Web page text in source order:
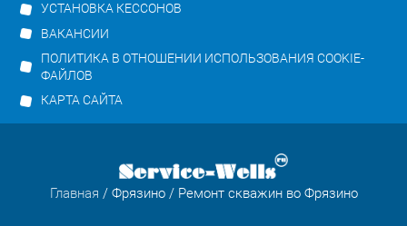
УСТАНОВКА КЕССОНОВ
ВАКАНСИИ
ПОЛИТИКА В ОТНОШЕНИИ ИСПОЛЬЗОВАНИЯ COOKIE-
ФАЙЛОВ
КАРТА САЙТА
Главная / Фрязино/ Ремонт скважин во Фрязино